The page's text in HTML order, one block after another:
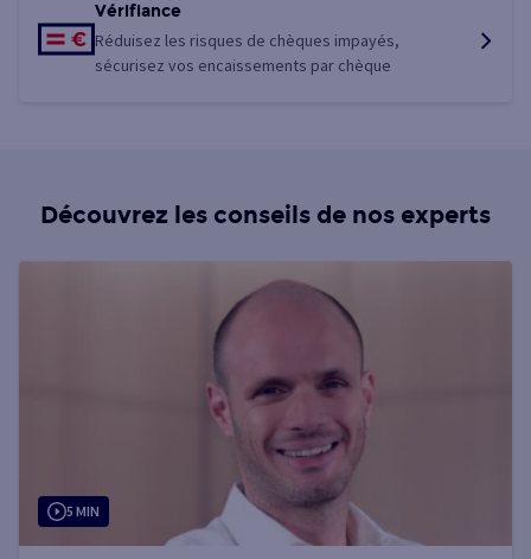
Vérifiance
Réduisez les risques de chèques impayés,
sécurisez vos encaissements par chèque
Découvrez les conseils de nos experts
5 MIN